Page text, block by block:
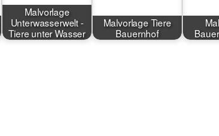
Malvorlage
Unterwasserwelt -
Tiere unter Wasser
Malvorlage Tiere
Bauernhof